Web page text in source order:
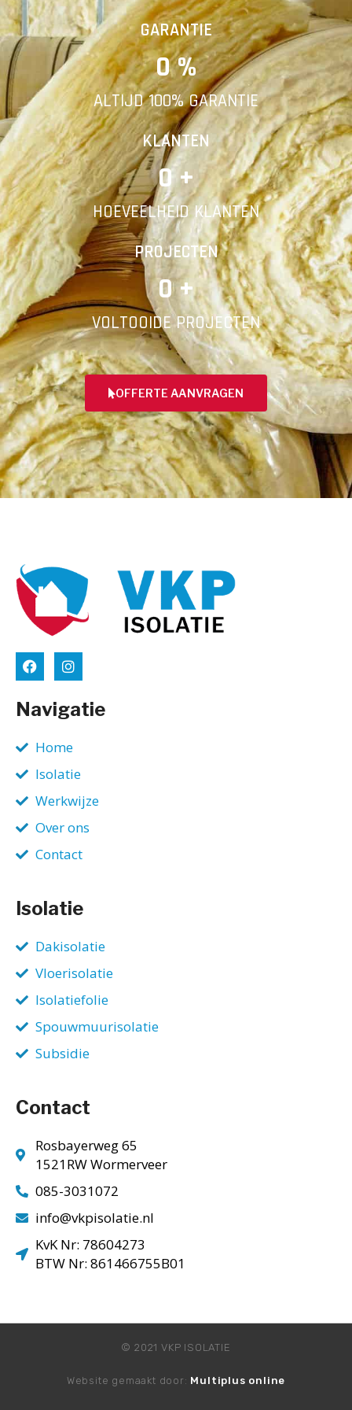
Vorige Volgende
E-mail
Telefoonnummer
Vorige
GARANTIE
0 %
ALTIJD 100% GARANTIE
KLANTEN
0 +
HOEVEELHEID KLANTEN
PROJECTEN
0 +
VOLTOOIDE PROJECTEN
OFFERTE AANVRAGEN
Navigatie
Home
Isolatie
Werkwijze
Over ons
Contact
Isolatie
Dakisolatie
Vloerisolatie
Isolatiefolie
Spouwmuurisolatie
Subsidie
Contact
Rosbayerweg 65
1521RW Wormerveer
085-3031072
info@vkpisolatie.nl
KvK Nr: 78604273
BTW Nr: 861466755B01
© 2021 VKP ISOLATIE
Website gemaakt door: Multiplus online